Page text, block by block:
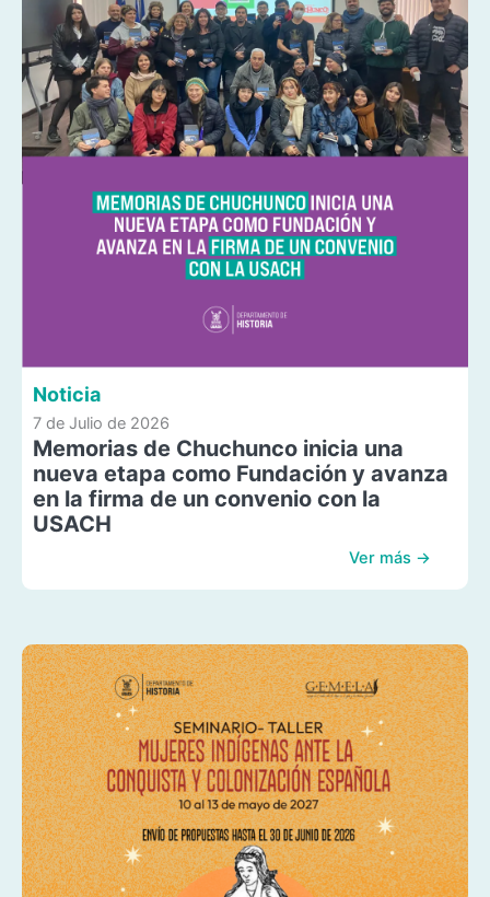
Noticia
7 de Julio de 2026
Memorias de Chuchunco inicia una
nueva etapa como Fundación y avanza
en la firma de un convenio con la
USACH
Ver más →